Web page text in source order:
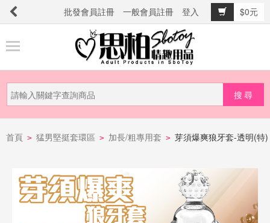
批發會員註冊 一般會員註冊 登入
$0元
品
新
品
首頁 > 猛男堅挺套環區 > 加長/粗專用套 > 芽須爆爽狼牙套-透明(特)